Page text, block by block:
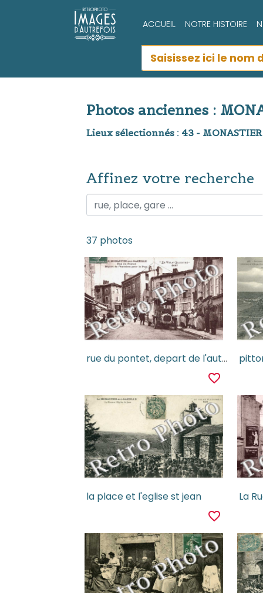
ACCUEIL NOTRE HISTOIRE
Photos anciennes :
Lieux sélectionnés : 43 - MONASTIER
Affinez votre recherche
Affinez votre recherche
37 photos
rue du pontet, depart de l'autobus pour le puy
favorite_border
la place et l'eglise st jean
favorite_border
La